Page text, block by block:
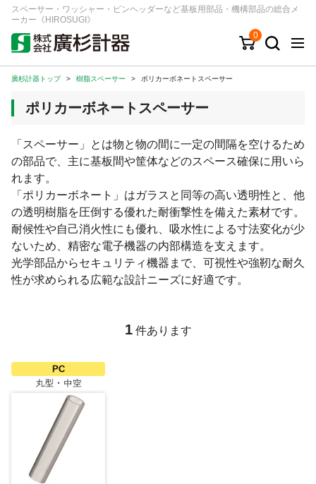
スペーサー・ワッシャー・ピンヘッダーなど基板用部品・機構部品の総合メ
ーカー《HIROSUGI》
0
キーワード 品番/シリーズ
商品カテゴリから探す
シリーズから探す
ログイン
注文・見積りについて
ご利用ガイド
お問い合わせ窓口
廣杉計器トップ > 樹脂スペーサー > ポリカーボネートスペーサー
ポリカーボネートスペーサー
「スペーサー」とは物と物の間に一定の間隔を空けるため
の部品で、主に基板間や筐体などのスペース確保に用いら
れます。
「ポリカーボネート」はガラスと同等の高い透明性と、他
の透明樹脂を圧倒する優れた耐衝撃性を備えた素材です。
耐候性や自己消火性にも優れ、吸水性による寸法変化が少
ないため、精密な電子機器の内部構造を支えます。
光学部品からセキュリティ機器まで、可視性や強靭な耐久
性が求められる広範な設計ニーズに好適です。
1 件あります